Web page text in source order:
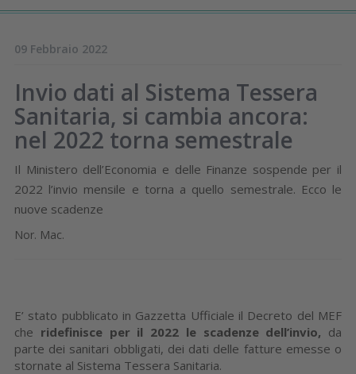
09 Febbraio 2022
Invio dati al Sistema Tessera
Sanitaria, si cambia ancora:
nel 2022 torna semestrale
Il Ministero dell’Economia e delle Finanze sospende per il
2022 l’invio mensile e torna a quello semestrale. Ecco le
nuove scadenze
Nor. Mac.
E’ stato pubblicato in Gazzetta Ufficiale il Decreto del MEF
che ridefinisce per il 2022 le scadenze dell’invio, da
parte dei sanitari obbligati, dei dati delle fatture emesse o
stornate al Sistema Tessera Sanitaria.